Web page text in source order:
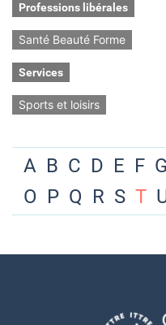
Professions libérales
Santé Beauté Forme
Services
Sports et loisirs
A B C D E F G
O P Q R S T